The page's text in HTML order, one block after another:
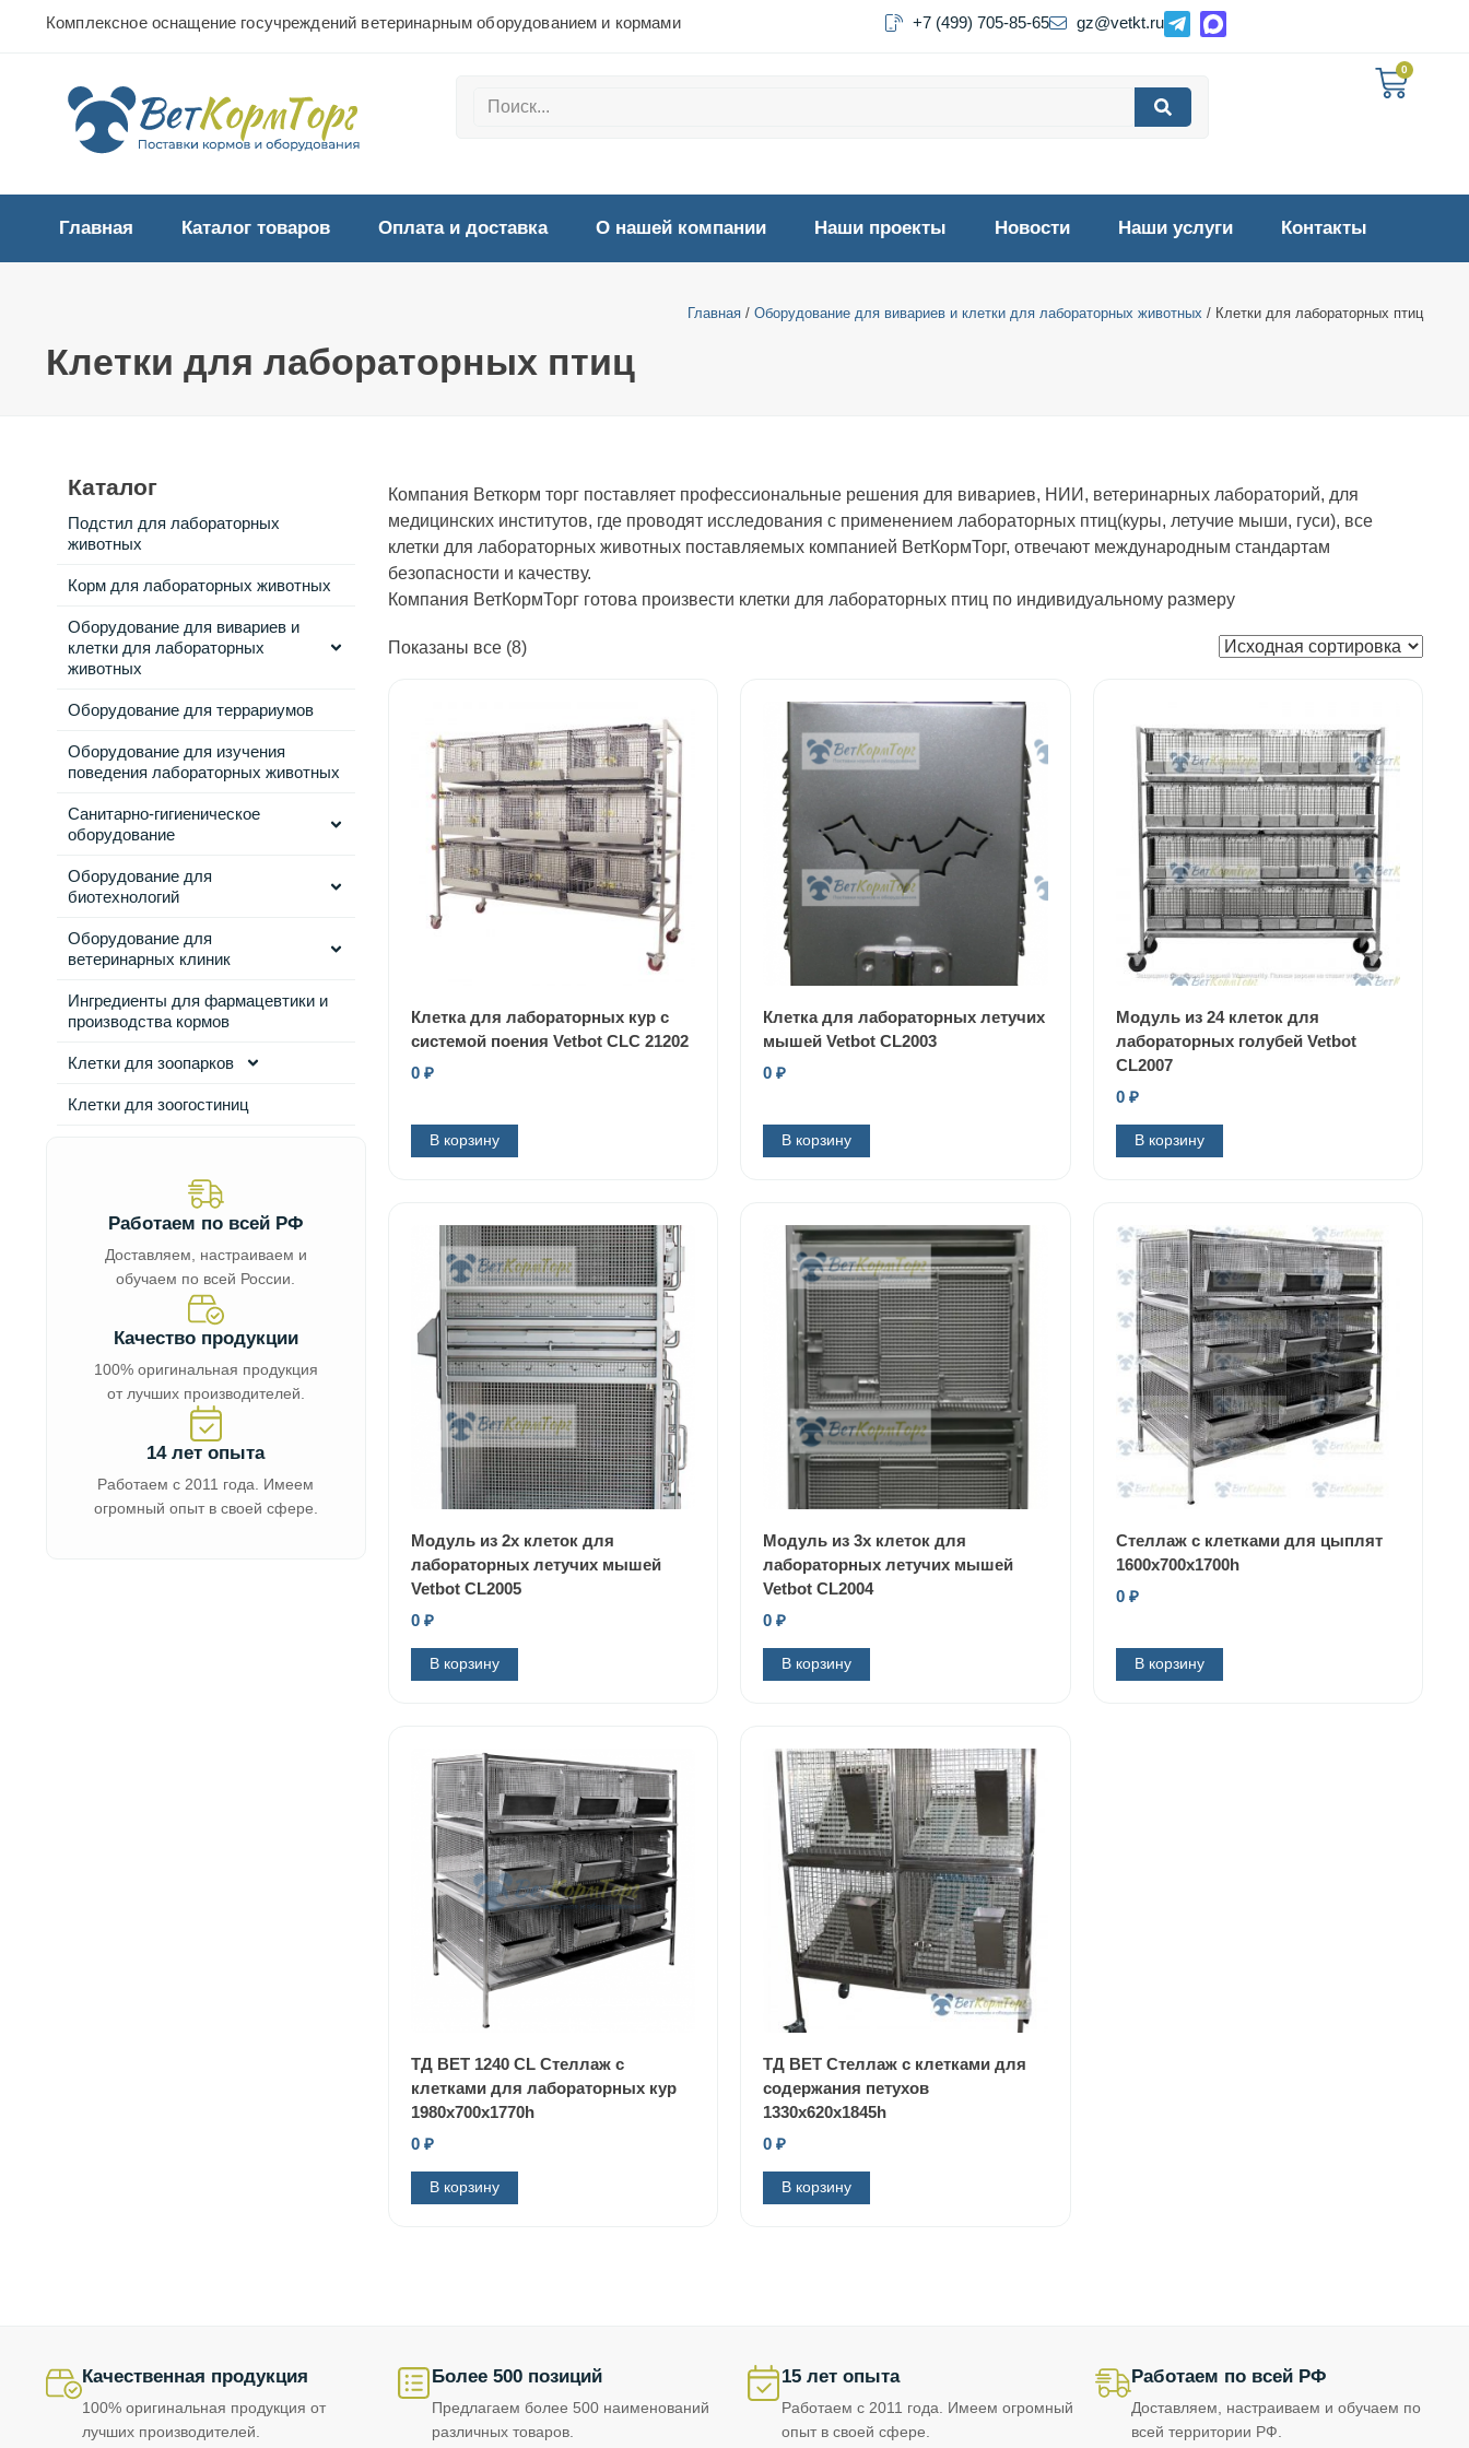
Комплексное оснащение госучреждений ветеринарным оборудованием и кормами +7 (499) 705-85-65 gz@vetkt.ru
0
Главная Каталог товаров Оплата и доставка О нашей компании Наши проекты Новости Наши услуги Контакты
Главная / Оборудование для вивариев и клетки для лабораторных животных / Клетки для лабораторных птиц
Клетки для лабораторных птиц
Каталог
Подстил для лабораторных
животных
Корм для лабораторных животных
Оборудование для вивариев и
клетки для лабораторных
животных
Оборудование для террариумов
Оборудование для изучения
поведения лабораторных животных
Санитарно-гигиеническое
оборудование
Оборудование для
биотехнологий
Оборудование для
ветеринарных клиник
Ингредиенты для фармацевтики и
производства кормов
Клетки для зоопарков
Клетки для зоогостиниц
Работаем по всей РФ
Доставляем, настраиваем и
обучаем по всей России.
Качество продукции
100% оригинальная продукция
от лучших производителей.
14 лет опыта
Работаем с 2011 года. Имеем
огромный опыт в своей сфере.
Компания Веткорм торг поставляет профессиональные решения для вивариев, НИИ, ветеринарных лабораторий, для
медицинских институтов, где проводят исследования с применением лабораторных птиц(куры, летучие мыши, гуси), все
клетки для лабораторных животных поставляемых компанией ВетКормТорг, отвечают международным стандартам
безопасности и качеству.
Компания ВетКормТорг готова произвести клетки для лабораторных птиц по индивидуальному размеру
Показаны все (8)
Клетка для лабораторных кур с
системой поения Vetbot CLC 21202
0 ₽
В корзину
Клетка для лабораторных летучих
мышей Vetbot CL2003
0₽
В корзину
Модуль из 24 клеток для
лабораторных голубей Vetbot
CL2007
0 ₽
В корзину
Модуль из 2х клеток для
лабораторных летучих мышей
Vetbot CL2005
0 ₽
В корзину
Модуль из 3х клеток для
лабораторных летучих мышей
Vetbot CL2004
0₽
В корзину
Стеллаж с клетками для цыплят
1600х700х1700h
0 ₽
В корзину
ТД ВЕТ 1240 CL Стеллаж с
клетками для лабораторных кур
1980x700x1770h
0 ₽
В корзину
ТД ВЕТ Стеллаж с клетками для
содержания петухов
1330х620х1845h
0₽
В корзину
Качественная продукция
100% оригинальная продукция от
лучших производителей.
Более 500 позиций
Предлагаем более 500 наименований
различных товаров.
15 лет опыта
Работаем с 2011 года. Имеем огромный
опыт в своей сфере.
Работаем по всей РФ
Доставляем, настраиваем и обучаем по
всей территории РФ.